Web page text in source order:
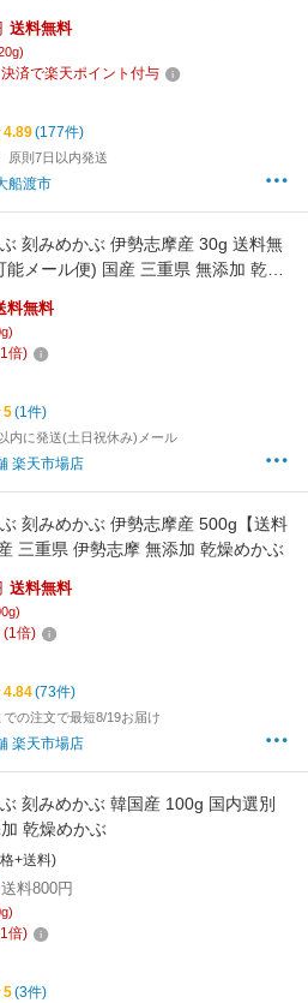
食 海藻 小分け お手軽 海産物 朝ご
ば きざみ 刻み 早く届く 味噌汁 ご
おかず サラダ おすすめ 大船渡 三陸
送料無料
済で楽天ポイント付与
4.89(177件)
原則7日以内発送
船渡市
刻みめかぶ 伊勢志摩産 30g 送料無
能メール便) 国産 三重県 無添加 乾燥
料無料
1倍)
5(1件)
内に発送(土日祝休み)メール
楽天市場店
刻みめかぶ 伊勢志摩産 500g【送料
三重県 伊勢志摩 無添加 乾燥めかぶ
送料無料
(1倍)
4.84(73件)
での注文で最短8/19お届け
楽天市場店
刻みめかぶ 韓国産 100g 国内選別
乾燥めかぶ
+送料)
料800円
1倍)
5(3件)